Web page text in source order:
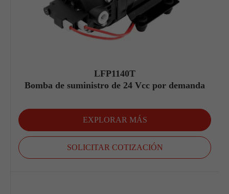
LFP1140T
Bomba de suministro de 24 Vcc por demanda
EXPLORAR MÁS
SOLICITAR COTIZACIÓN